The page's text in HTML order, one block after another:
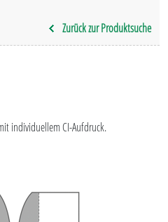
Zurück zur Produktsuche
individuellem CI-Aufdruck.